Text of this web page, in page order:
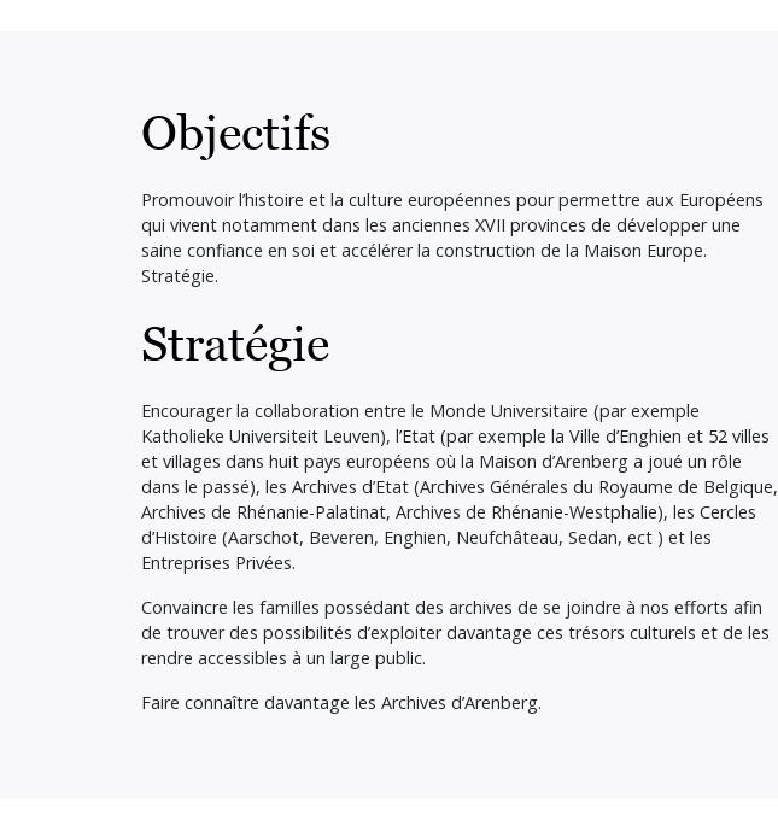
Objectifs
Promouvoir l’histoire et la culture européennes pour permettre aux Européens
qui vivent notamment dans les anciennes XVII provinces de développer une
saine confiance en soi et accélérer la construction de la Maison Europe.
Stratégie.
Stratégie
Encourager la collaboration entre le Monde Universitaire (par exemple
Katholieke Universiteit Leuven), l’Etat (par exemple la Ville d’Enghien et 52 villes
et villages dans huit pays européens où la Maison d’Arenberg a joué un rôle
dans le passé), les Archives d’Etat (Archives Générales du Royaume de Belgique,
Archives de Rhénanie-Palatinat, Archives de Rhénanie-Westphalie), les Cercles
d’Histoire (Aarschot, Beveren, Enghien, Neufchâteau, Sedan, ect ) et les
Entreprises Privées.
Convaincre les familles possédant des archives de se joindre à nos efforts afin
de trouver des possibilités d’exploiter davantage ces trésors culturels et de les
rendre accessibles à un large public.
Faire connaître davantage les Archives d’Arenberg.